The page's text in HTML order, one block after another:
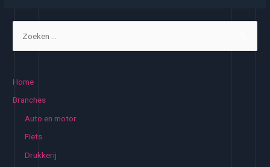
Home
Branches
Auto en motor
Fiets
Drukkerij